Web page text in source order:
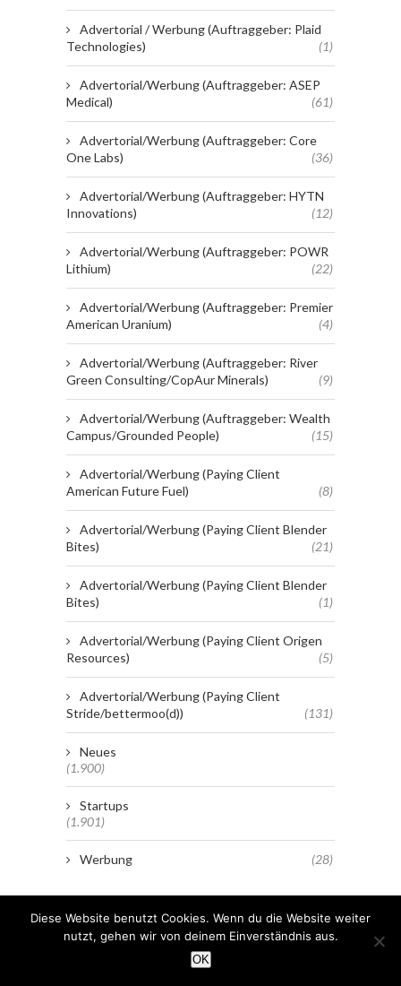
Advertorial / Werbung (Auftraggeber: Plaid
Technologies)
(1)
Advertorial/Werbung (Auftraggeber: ASEP
Medical)
(61)
Advertorial/Werbung (Auftraggeber: Core
One Labs)
(36)
Advertorial/Werbung (Auftraggeber: HYTN
Innovations)
(12)
Advertorial/Werbung (Auftraggeber: POWR
Lithium)
(22)
Advertorial/Werbung (Auftraggeber: Premier
American Uranium)
(4)
Advertorial/Werbung (Auftraggeber: River
Green Consulting/CopAur Minerals)
(9)
Advertorial/Werbung (Auftraggeber: Wealth
Campus/Grounded People)
(15)
Advertorial/Werbung (Paying Client
American Future Fuel)
(8)
Advertorial/Werbung (Paying Client Blender
Bites)
(21)
Advertorial/Werbung (Paying Client Blender
Bites)
(1)
Advertorial/Werbung (Paying Client Origen
Resources)
(5)
Advertorial/Werbung (Paying Client
Stride/bettermoo(d))
(131)
Neues
(1.900)
Startups
(1.901)
Werbung (28)
Diese Website benutzt Cookies. Wenn du die Website weiter
nutzt, gehen wir von deinem Einverständnis aus.
OK